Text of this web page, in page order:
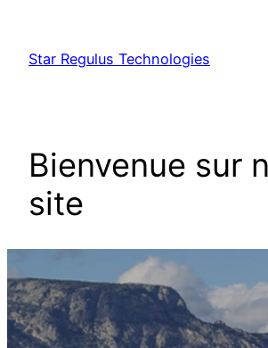
contenu
Star Regulus Technologies
Bienvenue sur
site